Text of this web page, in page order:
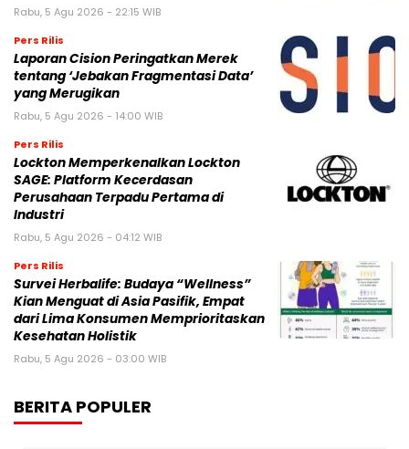
Rabu, 5 Agu 2026 - 22:15 WIB
Pers Rilis
Laporan Cision Peringatkan Merek
tentang ‘Jebakan Fragmentasi Data’
yang Merugikan
Rabu, 5 Agu 2026 - 14:00 WIB
Pers Rilis
Lockton Memperkenalkan Lockton
SAGE: Platform Kecerdasan
Perusahaan Terpadu Pertama di
Industri
Rabu, 5 Agu 2026 - 04:12 WIB
Pers Rilis
Survei Herbalife: Budaya “Wellness”
Kian Menguat di Asia Pasifik, Empat
dari Lima Konsumen Memprioritaskan
Kesehatan Holistik
Rabu, 5 Agu 2026 - 03:00 WIB
BERITA POPULER